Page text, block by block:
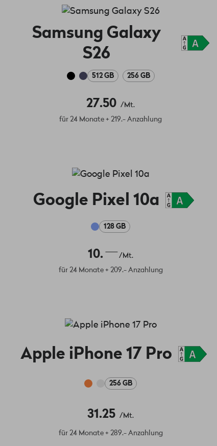
Samsung Galaxy
S26
512 GB 256 GB
27.50
/Mt.
für 24 Monate + 219.- Anzahlung
Google Pixel 10a
128 GB
10.
/Mt.
für 24 Monate + 209.- Anzahlung
Apple iPhone 17 Pro
256 GB
31.25 /Mt.
für 24 Monate + 289.- Anzahlung